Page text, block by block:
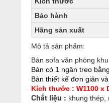
Bảo hành
Hãng sản xuất
Mô tả sản phẩm:
Bàn sofa văn phòng
Bàn có 1 ngăn treo
Bàn thiết kế đơn giản
Kích thước : W1100 x
Chất liệu : khung thép,